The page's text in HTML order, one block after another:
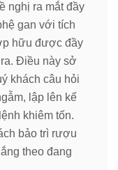
nghị ra mắt đầy
gan với tích
hữu được đầy
ra. Điều này sở
khách câu hỏi
lập lên kế
khiêm tốn.
bảo trì rượu
theo đang